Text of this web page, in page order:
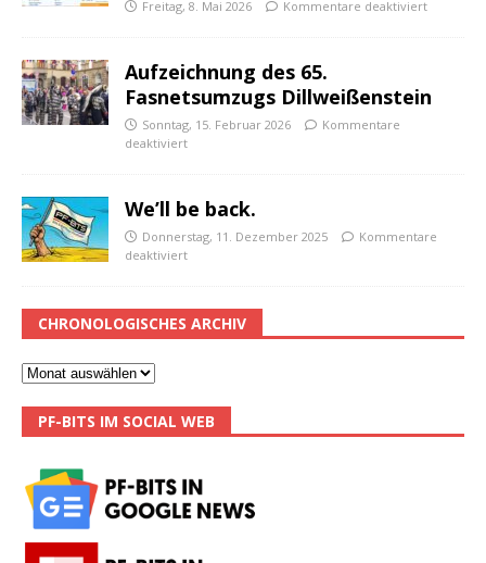
Freitag, 8. Mai 2026 Kommentare deaktiviert
Aufzeichnung des 65.
Fasnetsumzugs Dillweißenstein
Sonntag, 15. Februar 2026
Kommentare
deaktiviert
We’ll be back.
Donnerstag, 11. Dezember 2025
Kommentare
deaktiviert
CHRONOLOGISCHES ARCHIV
PF-BITS IM SOCIAL WEB